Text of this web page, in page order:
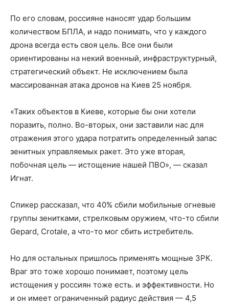
По его словам, россияне наносят удар большим
количеством БПЛА, и надо понимать, что у каждого
дрона всегда есть своя цель. Все они были
ориентированы на некий военный, инфраструктурный,
стратегический объект. Не исключением была
массированная атака дронов на Киев 25 ноября.
«Таких объектов в Киеве, которые бы они хотели
поразить, полно. Во-вторых, они заставили нас для
отражения этого удара потратить определенный запас
зенитных управляемых ракет. Это уже вторая,
побочная цель — истощение нашей ПВО», — сказал
Игнат.
Спикер рассказал, что 40% сбили мобильные огневые
группы зенитками, стрелковым оружием, что-то сбили
Gepard, Crotale, а что-то мог сбить истребитель.
Но для остальных пришлось применять мощные ЗРК.
Враг это тоже хорошо понимает, поэтому цель
истощения у россиян тоже есть. и эффективности. Но
и он имеет ограниченный радиус действия — 4,5